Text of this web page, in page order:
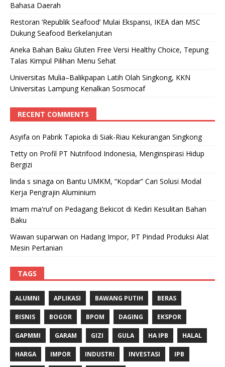
Bahasa Daerah
Restoran ‘Republik Seafood’ Mulai Ekspansi, IKEA dan MSC
Dukung Seafood Berkelanjutan
Aneka Bahan Baku Gluten Free Versi Healthy Choice, Tepung
Talas Kimpul Pilihan Menu Sehat
Universitas Mulia–Balikpapan Latih Olah Singkong, KKN
Universitas Lampung Kenalkan Sosmocaf
RECENT COMMENTS
Asyifa on Pabrik Tapioka di Siak-Riau Kekurangan Singkong
Tetty on Profil PT Nutrifood Indonesia, Menginspirasi Hidup
Bergizi
linda s sinaga on Bantu UMKM, “Kopdar” Cari Solusi Modal
Kerja Pengrajin Aluminium
Imam ma'rufon Pedagang Bekicot di Kediri Kesulitan Bahan
Baku
Wawan suparwan on Hadang Impor, PT Pindad Produksi Alat
Mesin Pertanian
TAGS
ALUMNI APLIKASI BAWANG PUTIH BERAS
BISNIS BOGOR BPOM DAGING EKSPOR
GAPMMI GARAM GIZI GULA HA IPB HALAL
HARGA IMPOR INDUSTRI INVESTASI IPB